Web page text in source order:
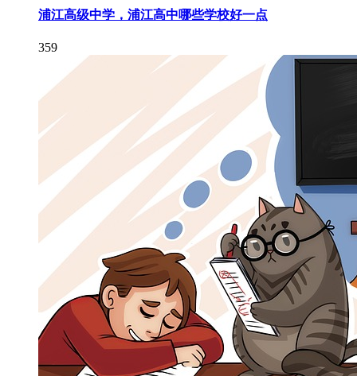
浦江高级中学，浦江高中哪些学校好一点
359